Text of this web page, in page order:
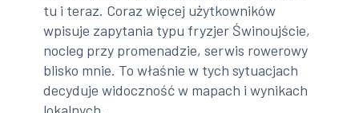
tu i teraz. Coraz więcej użytkowników
wpisuje zapytania typu fryzjer Świnoujście,
nocleg przy promenadzie, serwis rowerowy
blisko mnie. To właśnie w tych sytuacjach
decyduje widoczność w mapach i wynikach